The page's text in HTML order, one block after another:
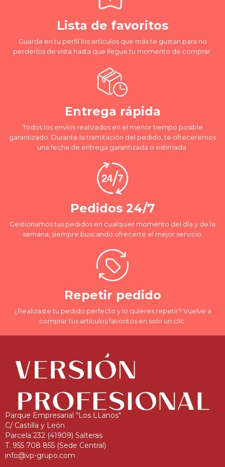
Lista de favoritos
Guarda en tu perfil los artículos que más te gustan para no
perderlos de vista hasta que llegue tu momento de comprar.
Entrega rápida
Todos los envíos realizados en el menor tiempo posible
garantizado. Durante la tramitación del pedido, te ofreceremos
una fecha de entrega garantizada o estimada.
Pedidos 24/7
Gestionamos tus pedidos en cualquier momento del día y de la
semana, siempre buscando ofrecerte el mejor servicio.
Repetir pedido
¿Realizaste tu pedido perfecto y lo quieres repetir? Vuelve a
comprar tus artículos favoritos en solo un clic.
Parque Empresarial "Los LLanos"
C/ Castilla y León
Parcela 232 (41909) Salteras
T. 955 708 855 (Sede Central)
info@vp-grupo.com